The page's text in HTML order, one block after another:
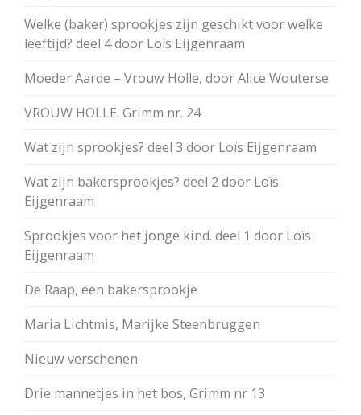
Welke (baker) sprookjes zijn geschikt voor welke
leeftijd? deel 4 door Loïs Eijgenraam
Moeder Aarde – Vrouw Holle, door Alice Wouterse
VROUW HOLLE. Grimm nr. 24
Wat zijn sprookjes? deel 3 door Loïs Eijgenraam
Wat zijn bakersprookjes? deel 2 door Loïs
Eijgenraam
Sprookjes voor het jonge kind. deel 1 door Loïs
Eijgenraam
De Raap, een bakersprookje
Maria Lichtmis, Marijke Steenbruggen
Nieuw verschenen
Drie mannetjes in het bos, Grimm nr 13